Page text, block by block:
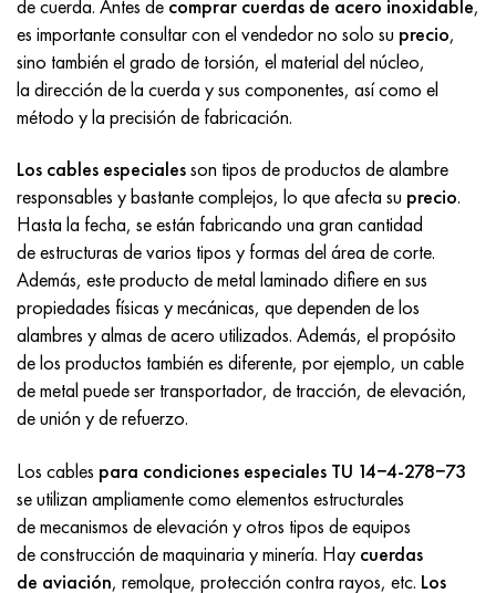
de cuerda. Antes de comprar cuerdas de acero inoxidable,
es importante consultar con el vendedor no solo su precio,
sino también el grado de torsión, el material del núcleo,
la dirección de la cuerda y sus componentes, así como el
método y la precisión de fabricación.
Los cables especialesson tipos de productos de alambre
responsables y bastante complejos, lo que afecta su precio.
Hasta la fecha, se están fabricando una gran cantidad
de estructuras de varios tipos y formas del área de corte.
Además, este producto de metal laminado difiere en sus
propiedades físicas y mecánicas, que dependen de los
alambres y almas de acero utilizados. Además, el propósito
de los productos también es diferente, por ejemplo, un cable
de metal puede ser transportador, de tracción, de elevación,
de unión y de refuerzo.
Los cables para condiciones especiales TU 14−4-278−73
se utilizan ampliamente como elementos estructurales
de mecanismos de elevación y otros tipos de equipos
de construcción de maquinaria y minería. Hay cuerdas
de aviación, remolque, protección contra rayos, etc. Los
Incotherm
incotest
Jette M152
Cobalto 6B
maraging 250
René 41
Maraging 300
Maraging 350
MP159
multimetro n155
47ND
47НХР
49KF
49K2F, 49K2FA-VI
Aleación 50N
Aleación 50NP
50NHS
Aleación 52N
56DGNH
68NKhVKTYu
HN62VMYUT
HN62MVKYU
HN63MB
XN65VM
KhN65VMTYu
KhN67MVTYu
KhN68VKTYU
KhN68VMTYUK-vd
HN73MBTYu
XN70YU
VT-35
PT-1M
PT-3V
PT-7M
2B
SPT-2 sv
A LAS 3
3M
5B
TL5
1.4466 - AISI 310MoLn
Aleación Al6xn
15-7Ph® - 1.4532
PH 13-8 meses - 1.4534
1.4542 - 17-4Ph®
Custom 455® - 1.4543 - uns s45500
1.4545 - 15-5Ph®
1.4548 - 17-4Ph®
1.4567 - AISI 304Cu
1.4570-aisi303Cu
10X17H13M3T
10X18N18Yu4D
11X11N2V2MF
12Х18Н9Т
13X11N2V2MF
15x11mf
15х12vnmf
15Х12Н2MVFAB
15X16H2AM
18X11MNFB
2,0872, CuNi10Fe1Mn, Cw352h
Bronce aluminio silicio
CW301G, C64200
bronce de silicio
C65500, CuAl11Fe3
C65620, CuSi3Fe2Zn3
C65100, CuSi1.5
Bronce estaño-plomo
latón rojo
C84400, CuSn2ZnPb
C83600, CuSn5ZnPb
45G2, 45g2, AISI 1144
Aleación de acero estructural
10g2, 10g2, AISI 1513
12X2H4A, 15NiCr13, 1.5752
AC14, 11SMnPb30
20G, 20mn5
20XH3A, AISI 4320, 20hn3a
20HM, 24CrMo5, 20hm
30X, AISI 5130, 30h
30hgs, 30hgs
Р6М5, 1.3343, hs6-5-2, sw7m
Р6М5К5, 1.3243, hs6-5-2-5
R6M5F3, 1.3344, hs6-5-3
9М4К8,1.3207
R12F3, 1.3318, sw12
P18, 1,3355, hs18-0-1, sw18
Acero carbono
10,1.1645, C105W1